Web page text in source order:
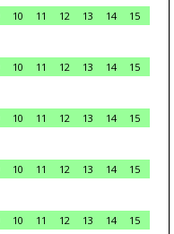
10 11 12 13 14
15
10 11 12 13 14
15
10 11 12 13 14
15
10 11 12 13 14
15
10 11 12 13 14
15